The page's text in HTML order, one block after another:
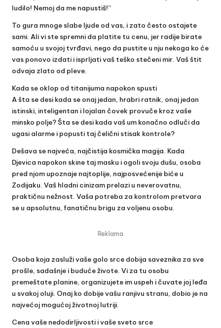
ludilo! Nemoj da me napustiš!”
To gura mnoge slabe ljude od vas, i zato često ostajete
sami. Ali vi ste spremni da platite tu cenu, jer radije birate
samoću u svojoj tvrđavi, nego da pustite u nju nekoga ko će
vas ponovo izdati i isprljati vaš teško stečeni mir. Vaš štit
odvaja zlato od pleve.
Kada se oklop od titanijuma napokon spusti
A šta se desi kada se onaj jedan, hrabri ratnik, onaj jedan
istinski, inteligentan i lojalan čovek provuče kroz vaše
minsko polje? Šta se desi kada vaš um konačno odluči da
ugasi alarme i popusti taj čelični stisak kontrole?
Dešava se najveća, najčistija kosmička magija. Kada
Djevica napokon skine taj masku i ogoli svoju dušu, osoba
pred njom upoznaje najtoplije, najposvećenije biće u
Zodijaku. Vaš hladni cinizam prelazi u neverovatnu,
praktičnu nežnost. Vaša potreba za kontrolom pretvara
se u apsolutnu, fanatičnu brigu za voljenu osobu.
Reklama
Osoba koja zasluži vaše golo srce dobija saveznika za sve
prošle, sadašnje i buduće živote. Vi za tu osobu
premeštate planine, organizujete im uspeh i čuvate joj leđa
u svakoj oluji. Onaj ko dobije vašu ranjivu stranu, dobio je na
najvećoj mogućoj životnoj lutriji.
Cena vaše nedodirljivosti i vaše sveto srce